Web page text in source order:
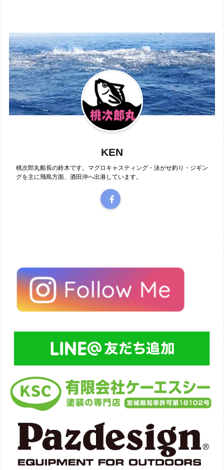
KEN
桃次郎丸船長の鈴木です。マグロキャスティング・泳がせ釣り・ジギン
グを主に飛島方面、酒田沖へ出港しています。